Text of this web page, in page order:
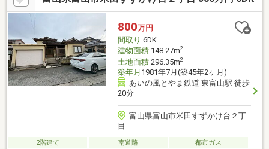
800万円
間取り 6DK
建物面積148.27m2
土地面積296.35m2
築年月 1981年7月(築45年2ヶ月)
あいの風とやま鉄道 東富山駅 徒歩
20分
富山県富山市米田すずかけ台２丁
目
2階建て 南道路
都市ガス